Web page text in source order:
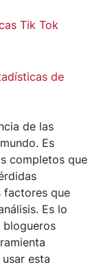
Tik Tok
de
de las
Es
completos que
factores que
Es lo
blogueros
esta